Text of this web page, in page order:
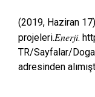
(2019, Haziran
projeleri.Enerji.
TR/Sayfalar/
adresinden